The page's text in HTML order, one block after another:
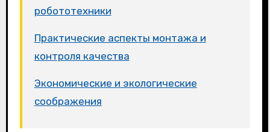
робототехники
Практические аспекты монтажа и
контроля качества
Экономические и экологические
соображения